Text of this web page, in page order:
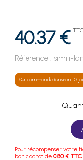
40.37 € TTC
Référence : simili-
Sur commande (environ 10
Pour récompenser votre
bon d'achat de 0.80 € TTC